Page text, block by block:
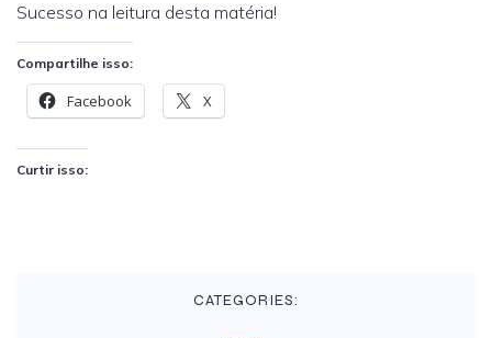
Sucesso na leitura desta matéria!
Compartilhe isso:
Facebook X
Curtir isso:
CATEGORIES: